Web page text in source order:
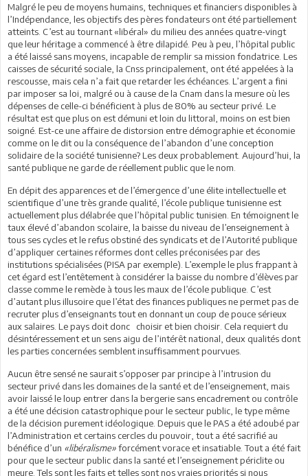
Malgré le peu de moyens humains, techniques et financiers disponibles à
l’Indépendance, les objectifs des pères fondateurs ont été partiellement
atteints. C’est au tournant «libéral» du milieu des années quatre-vingt
que leur héritage a commencé à être dilapidé. Peu à peu, l’hôpital public
a été laissé sans moyens, incapable de remplir sa mission fondatrice. Les
caisses de sécurité sociale, la Cnss principalement, ont été appelées à la
rescousse, mais cela n’a fait que retarder les échéances. L’argent a fini
par imposer sa loi, malgré ou à cause de la Cnam dans la mesure où les
dépenses de celle-ci bénéficient à plus de 80% au secteur privé. Le
résultat est que plus on est démuni et loin du littoral, moins on est bien
soigné. Est-ce une affaire de distorsion entre démographie et économie
comme on le dit ou la conséquence de l’abandon d’une conception
solidaire de la société tunisienne? Les deux probablement. Aujourd’hui, la
santé publique ne garde de réellement public que le nom.
En dépit des apparences et de l’émergence d’une élite intellectuelle et
scientifique d’une très grande qualité, l’école publique tunisienne est
actuellement plus délabrée que l’hôpital public tunisien. En témoignent le
taux élevé d’abandon scolaire, la baisse du niveau de l’enseignement à
tous ses cycles et le refus obstiné des syndicats et de l’Autorité publique
d’appliquer certaines réformes dont celles préconisées par des
institutions spécialisées (PISA par exemple). L’exemple le plus frappant à
cet égard est l’entêtement à considérer la baisse du nombre d’élèves par
classe comme le remède à tous les maux de l’école publique. C’est
d’autant plus illusoire que l’état des finances publiques ne permet pas de
recruter plus d’enseignants tout en donnant un coup de pouce sérieux
aux salaires. Le pays doit donc choisir et bien choisir. Cela requiert du
désintéressement et un sens aigu de l’intérêt national, deux qualités dont
les parties concernées semblent insuffisamment pourvues.
Aucun être sensé ne saurait s’opposer par principe à l’intrusion du
secteur privé dans les domaines de la santé et de l’enseignement, mais
avoir laissé le loup entrer dans la bergerie sans encadrement ou contrôle
a été une décision catastrophique pour le secteur public, le type même
de la décision purement idéologique. Depuis que le PAS a été adoubé par
l’Administration et certains cercles du pouvoir, tout a été sacrifié au
bénéfice d’un «libéralisme»forcément vorace et insatiable. Tout a été fait
pour que le secteur public dans la santé et l’enseignement périclite ou
meure. Tels sont les faits et telles sont nos vraies priorités si nous